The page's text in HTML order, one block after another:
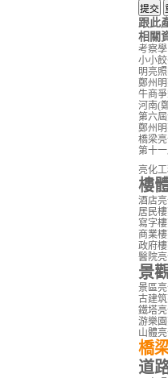
跟此
相關
考察
小小
明亮
鄭州
牛商
河南(
第六
鄭州
橋梁
第十
亮化
樓
酒店
居民
寫字
商業
政府
醫院
景
景區
古建
鐵塔
游樂
山體
橋
道